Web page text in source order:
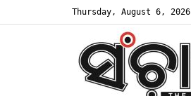
Thursday, August 6, 2026